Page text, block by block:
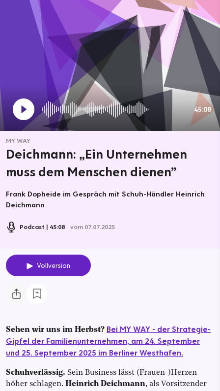
45:08
MY WAY
Deichmann: „Ein Unternehmen
muss dem Menschen dienen”
Frank Dopheide im Gespräch mit Schuh-Händler Heinrich
Deichmann
Podcast 45:08 vom 07.07.2025
Vollversion
Sehen wir uns im Herbst? Bei MY WAY - der Strategie-
Gipfel der Familienunternehmen, am 24. September
und 25. September 2025 im Berliner Westhafen.
Schuhverlässig. Sein Business lässt (Frauen-)Herzen
höher schlagen. Heinrich Deichmann, als Vorsitzender